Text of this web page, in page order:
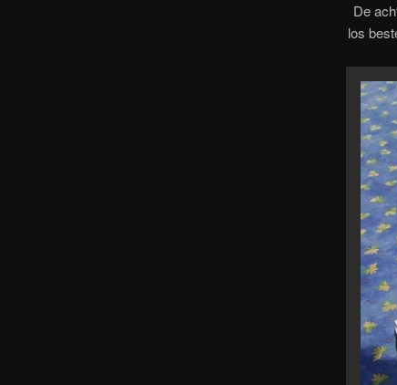
De
los